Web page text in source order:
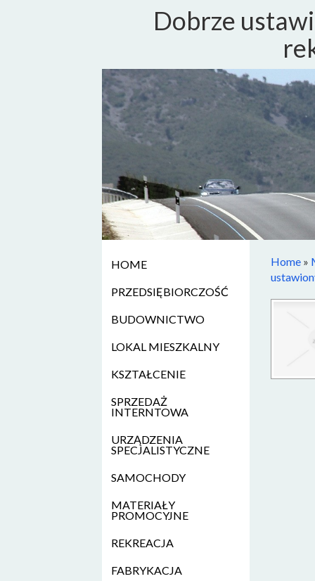
Dobrze
HOME
PRZEDSIĘBIORCZOŚĆ
BUDOWNICTWO
LOKAL MIESZKALNY
KSZTAŁCENIE
SPRZEDAŻ
INTERNTOWA
URZĄDZENIA
SPECJALISTYCZNE
SAMOCHODY
MATERIAŁY
PROMOCYJNE
REKREACJA
FABRYKACJA
Home »